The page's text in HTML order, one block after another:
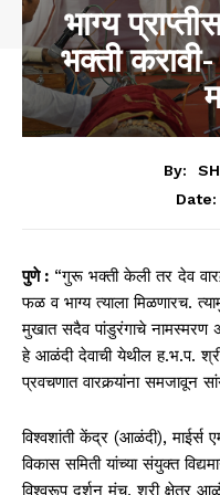
भाग्य
भक्ती
By:
Date:
पुणे : “गुरू भक्ती केली तर देव
फळ व भाग्य त्याला मिळणारच.
मुखात सदैव पांडुरंगाचे नामस्मरण
हे आळंदी देवाची येथील ह.भ.प.
प्रवचणात वारकर्‍यांना समजावून
विश्‍वशांती केंद्र (आळंदी),
विकास समिती यांच्या संयुक्त
विश्‍वरूप दर्शन मंच, श्री क्षेत्र